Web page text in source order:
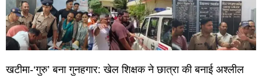
खटीमा-‘गुरु’ बना गुनहगार: खेल शिक्षक ने छात्रा की बनाई अश्लील